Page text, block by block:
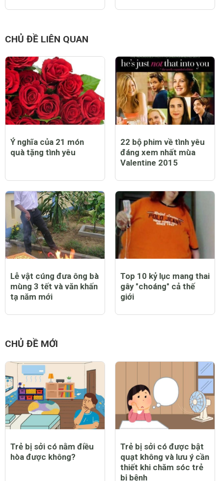
CHỦ ĐỀ LIÊN QUAN
Ý nghĩa của 21 món
quà tặng tình yêu
22 bộ phim về tình yêu
đáng xem nhất mùa
Valentine 2015
Lễ vật cúng đưa ông bà
mùng 3 tết và văn khấn
tạ năm mới
Top 10 kỷ lục mang thai
gây "choáng" cả thế
giới
CHỦ ĐỀ MỚI
Trẻ bị sởi có nằm điều
hòa được không?
Trẻ bị sởi có được bật
quạt không và lưu ý cần
thiết khi chăm sóc trẻ
bị bệnh